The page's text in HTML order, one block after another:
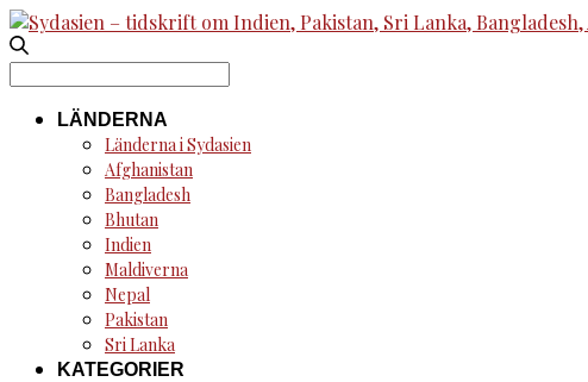
Search
LÄNDERNA
Länderna i Sydasien
Afghanistan
Bangladesh
Bhutan
Indien
Maldiverna
Nepal
Pakistan
Sri Lanka
KATEGORIER